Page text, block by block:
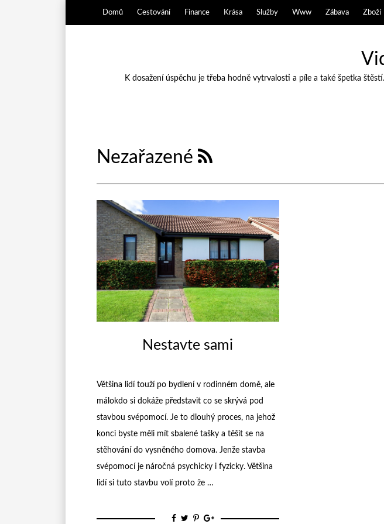
Domů Cestování Finance Krása Služby Www Zábava Zboží
K dosažení úspěchu je třeba hodně vytrvalosti a píle a také špetka
Nezařazené
Nestavte sami
Většina lidí touží po bydlení v rodinném domě, ale
málokdo si dokáže představit co se skrývá pod
stavbou svépomocí. Je to dlouhý proces, na jehož
konci byste měli mít sbalené tašky a těšit se na
stěhování do vysněného domova. Jenže stavba
svépomocí je náročná psychicky i fyzicky. Většina
lidí si tuto stavbu volí proto že …